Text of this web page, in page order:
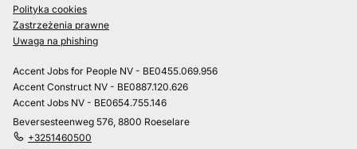
Polityka cookies
Zastrzeżenia prawne
Uwaga na phishing
Accent Jobs for People NV - BE0455.069.956
Accent Construct NV - BE0887.120.626
Accent Jobs NV - BE0654.755.146
Beversesteenweg 576, 8800 Roeselare
+3251460500